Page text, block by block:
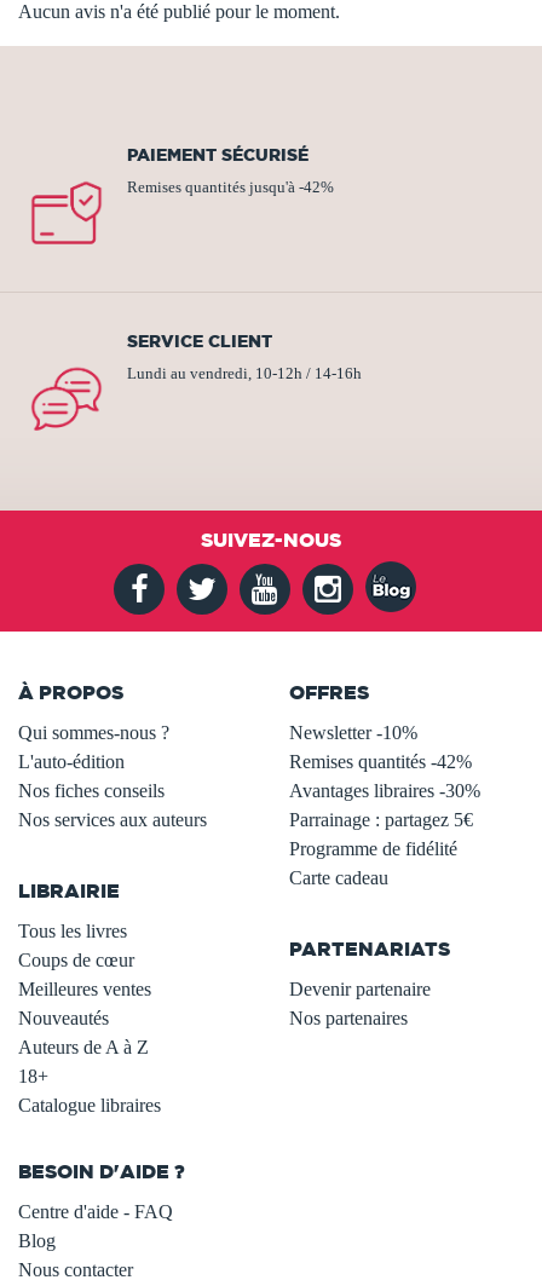
Aucun avis n'a été publié pour le moment.
PAIEMENT SÉCURISÉ
Remises quantités jusqu'à -42%
SERVICE CLIENT
Lundi au vendredi, 10-12h / 14-16h
SUIVEZ-NOUS
À PROPOS
Qui sommes-nous ?
L'auto-édition
Nos fiches conseils
Nos services aux auteurs
LIBRAIRIE
Tous les livres
Coups de cœur
Meilleures ventes
Nouveautés
Auteurs de A à Z
18+
Catalogue libraires
OFFRES
Newsletter -10%
Remises quantités -42%
Avantages libraires -30%
Parrainage : partagez 5€
Programme de fidélité
Carte cadeau
PARTENARIATS
Devenir partenaire
Nos partenaires
BESOIN D'AIDE ?
Centre d'aide - FAQ
Blog
Nous contacter